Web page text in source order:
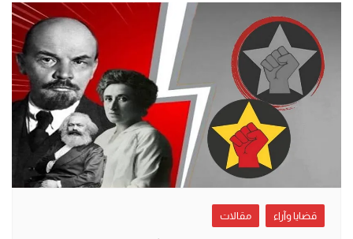
قضايا وآراء مقالات